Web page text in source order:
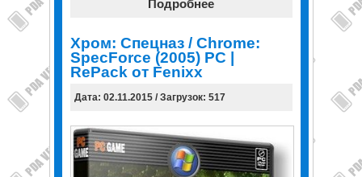
Подробнее
Хром: Спецназ / Chrome:
SpecForce (2005) PC |
RePack от Fenixx
Дата: 02.11.2015 / Загрузок: 517